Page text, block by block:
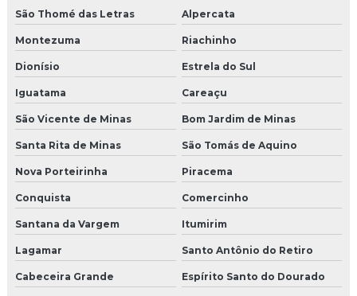
São Thomé das Letras Alpercata
Montezuma Riachinho
Dionísio Estrela do Sul
Iguatama Careaçu
São Vicente de Minas Bom Jardim de Minas
Santa Rita de Minas São Tomás de Aquino
Nova Porteirinha Piracema
Conquista Comercinho
Santana da Vargem Itumirim
Lagamar Santo Antônio do Retiro
Cabeceira Grande Espírito Santo do Dourado